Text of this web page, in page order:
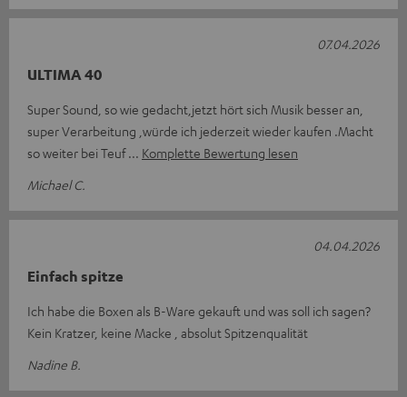
ULTIMA 40
Super Sound, so wie gedacht,jetzt hört sich Musik besser an,
super Verarbeitung ,würde ich jederzeit wieder kaufen .Macht
so weiter bei Teuf
Komplette Bewertung lesen
Michael C.
07.04.2026
Einfach spitze
Ich habe die Boxen als B-Ware gekauft und was soll ich sagen?
Kein Kratzer, keine Macke , absolut Spitzenqualität
Nadine B.
04.04.2026